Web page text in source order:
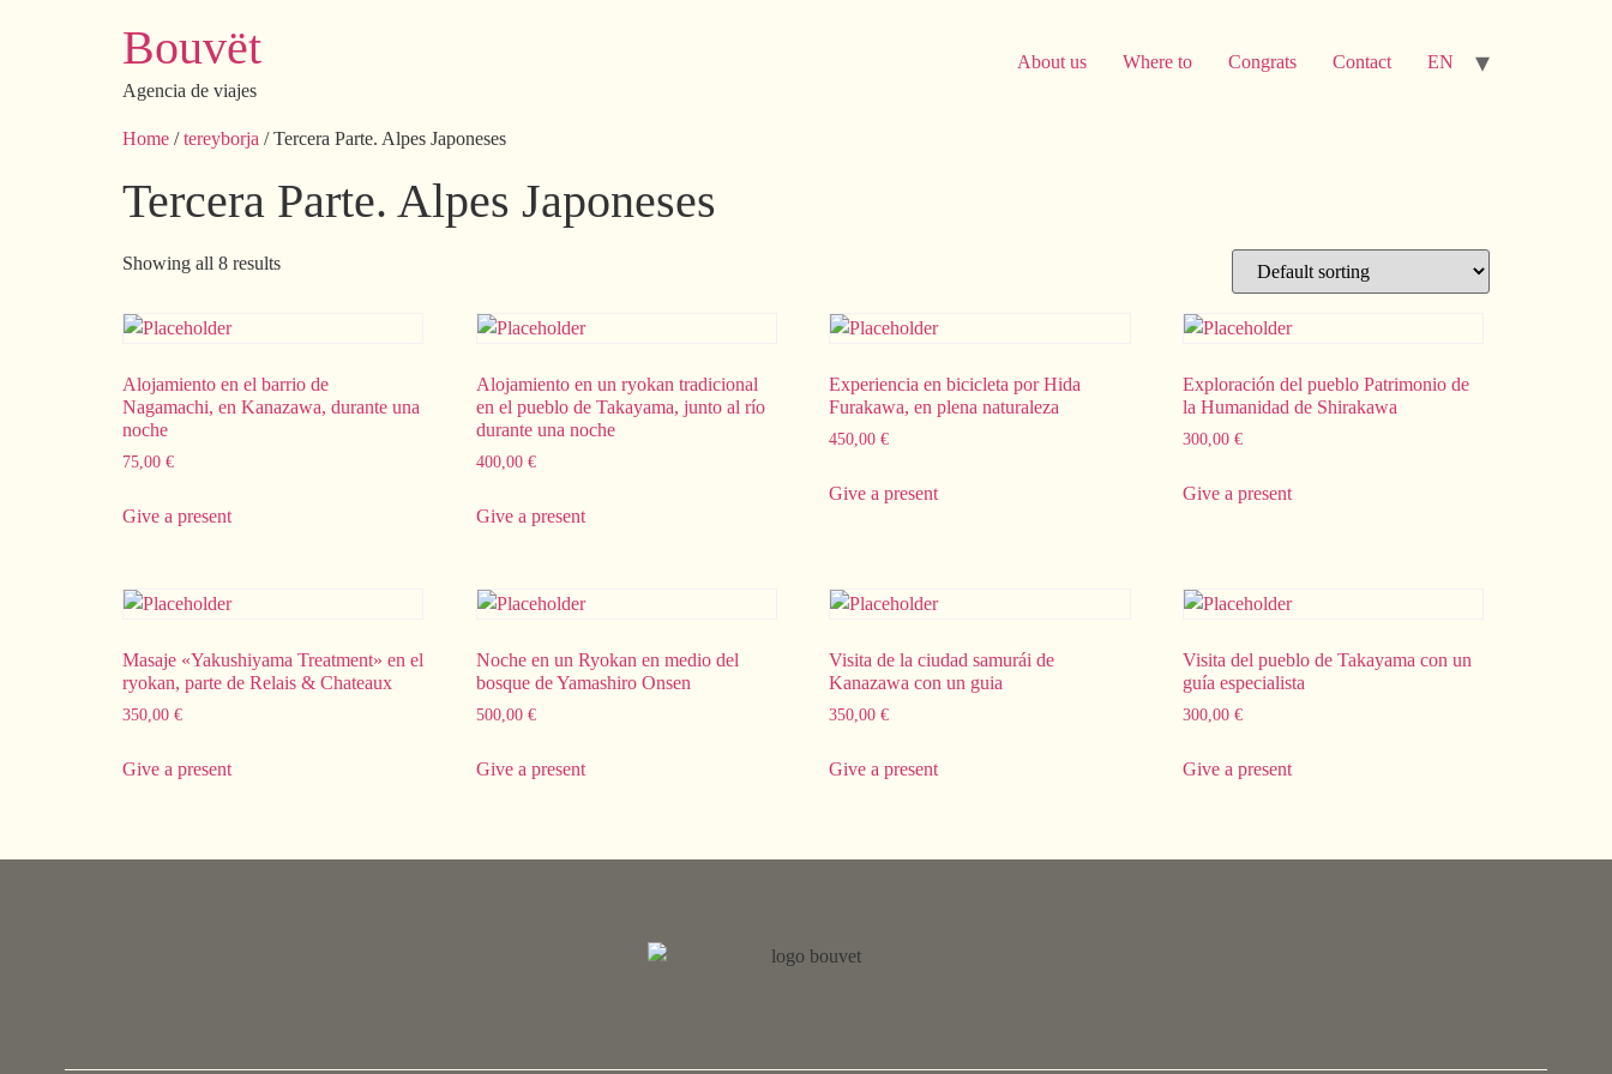
Bouvët
Agencia de viajes
About us Where to Congrats Contact EN
Home /tereyborja / Tercera Parte. Alpes Japoneses
Tercera Parte. Alpes Japoneses
Showing all 8 results
Alojamiento en el barrio de
Nagamachi, en Kanazawa, durante una
noche
75,00 €
Give a present
Alojamiento en un ryokan tradicional
en el pueblo de Takayama, junto al río
durante una noche
400,00 €
Give a present
Experiencia en bicicleta por Hida
Furakawa, en plena naturaleza
450,00€
Give a present
Exploración del pueblo Patrimonio de
la Humanidad de Shirakawa
300,00€
Give a present
Masaje «Yakushiyama Treatment» en el
ryokan, parte de Relais & Chateaux
350,00 €
Give a present
Noche en un Ryokan en medio del
bosque de Yamashiro Onsen
500,00 €
Give a present
Visita de la ciudad samurái de
Kanazawa con un guia
350,00€
Give a present
Visita del pueblo de Takayama con un
guía especialista
300,00€
Give a present